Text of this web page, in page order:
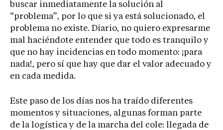
buscar inmediatamente la solución al
“problema”, por lo que si ya está solucionado, el
problema no existe. Diario, no quiero expresarme
mal haciéndote entender que todo es tranquilo y
que no hay incidencias en todo momento: ¡para
nada!, pero sí que hay que dar el valor adecuado y
en cada medida.
Este paso de los días nos ha traído diferentes
momentos y situaciones, algunas forman parte
de la logística y de la marcha del cole: llegada de